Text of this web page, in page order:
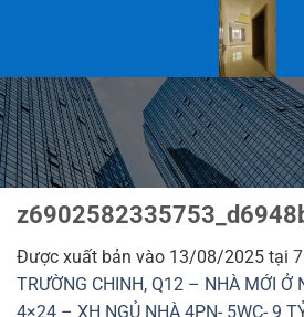
dung
Được xuất bản vào 13/08/2025 tại
TRƯỜNG CHINH, Q12 – NHÀ MỚI Ở
4×24 – XH NGỦ NHÀ 4PN- 5WC- 9